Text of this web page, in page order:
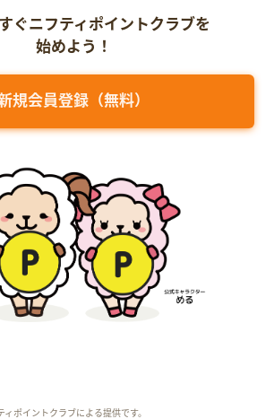
ぐニフティポイントクラブを
始めよう！
規会員登録（無料）
ポイントクラブによる提供です。